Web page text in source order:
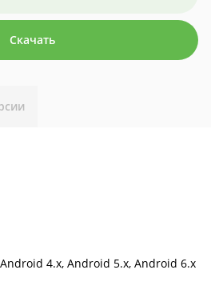
Скачать
4.x, Android 5.x, Android 6.x